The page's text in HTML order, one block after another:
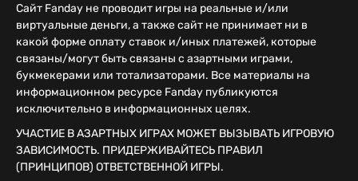
Сайт Fanday не проводит игры на реальные и/или
виртуальные деньги, а также сайт не принимает ни в
какой форме оплату ставок и/иных платежей, которые
связаны/могут быть связаны с азартными играми,
букмекерами или тотализаторами. Все материалы на
информационном ресурсе Fanday публикуются
исключительно в информационных целях.
УЧАСТИЕ В АЗАРТНЫХ ИГРАХ МОЖЕТ ВЫЗЫВАТЬ ИГРОВУЮ
ЗАВИСИМОСТЬ. ПРИДЕРЖИВАЙТЕСЬ ПРАВИЛ
(ПРИНЦИПОВ) ОТВЕТСТВЕННОЙ ИГРЫ.